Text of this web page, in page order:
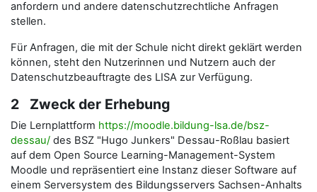
anfordern und andere datenschutzrechtliche Anfragen
stellen.
Für Anfragen, die mit der Schule nicht direkt geklärt werden
können, steht den Nutzerinnen und Nutzern auch der
Datenschutzbeauftragte des LISA zur Verfügung.
2 Zweck der Erhebung
Die Lernplattform https://moodle.bildung-lsa.de/bsz-
dessau/ des BSZ "Hugo Junkers" Dessau-Roßlau basiert
auf dem Open Source Learning-Management-System
Moodle und repräsentiert eine Instanz dieser Software auf
einem Serversystem des Bildungsservers Sachsen-Anhalts